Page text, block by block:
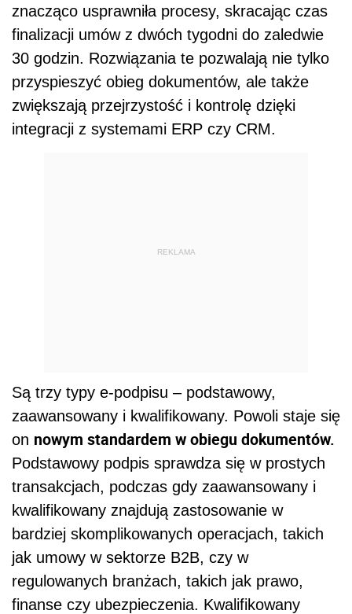
znacząco usprawniła procesy, skracając czas
finalizacji umów z dwóch tygodni do zaledwie
30 godzin. Rozwiązania te pozwalają nie tylko
przyspieszyć obieg dokumentów, ale także
zwiększają przejrzystość i kontrolę dzięki
integracji z systemami ERP czy CRM.
REKLAMA
Są trzy typy e-podpisu – podstawowy,
zaawansowany i kwalifikowany. Powoli staje się
on nowym standardem w obiegu dokumentów.
Podstawowy podpis sprawdza się w prostych
transakcjach, podczas gdy zaawansowany i
kwalifikowany znajdują zastosowanie w
bardziej skomplikowanych operacjach, takich
jak umowy w sektorze B2B, czy w
regulowanych branżach, takich jak prawo,
finanse czy ubezpieczenia. Kwalifikowany